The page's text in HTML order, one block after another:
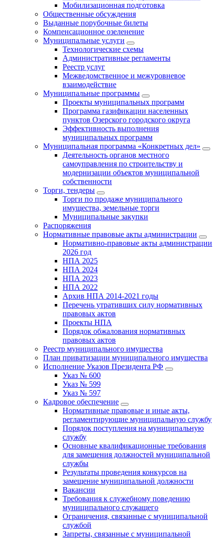
Мобилизационная подготовка
Общественные обсуждения
Выданные порубочные билеты
Компенсационное озеленение
Муниципальные услуги
Технологические схемы
Административные регламенты
Реестр услуг
Межведомственное и межуровневое
взаимодействие
Муниципальные программы
Проекты муниципальных программ
Программа газификации населенных
пунктов Озерского городского округа
Эффективность выполнения
муниципальных программ
Муниципальная программа «Конкретных дел»
Деятельность органов местного
самоуправления по строительству и
модернизации объектов муниципальной
собственности
Торги, тендеры
Торги по продаже муниципального
имущества, земельные торги
Муниципальные закупки
Распоряжения
Нормативные правовые акты администрации
Нормативно-правовые акты администрации
2026 год
НПА 2025
НПА 2024
НПА 2023
НПА 2022
Архив НПА 2014-2021 годы
Перечень утративших силу нормативных
правовых актов
Проекты НПА
Порядок обжалования нормативных
правовых актов
Реестр муниципального имущества
План приватизации муниципального имущества
Исполнение Указов Президента РФ
Указ № 600
Указ № 599
Указ № 597
Кадровое обеспечение
Нормативные правовые и иные акты,
регламентирующие муниципальную службу
Порядок поступления на муниципальную
службу
Основные квалификационные требования
для замещения должностей муниципальной
службы
Результаты проведения конкурсов на
замещение муниципальной должности
Вакансии
Требования к служебному поведению
муниципального служащего
Ограничения, связанные с муниципальной
службой
Запреты, связанные с муниципальной